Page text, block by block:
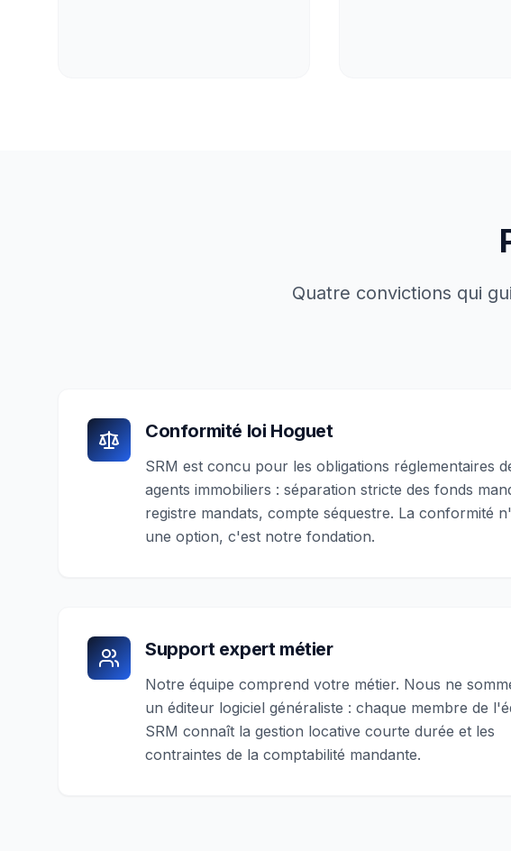
Quatre convictions qui
Conformité loi Hoguet
SRM est concu pour les obligations réglementaires
agents immobiliers : séparation stricte des fonds
registre mandats, compte séquestre. La conformité
une option, c'est notre fondation.
Support expert métier
Notre équipe comprend votre métier. Nous ne
un éditeur logiciel généraliste : chaque membre de
SRM connaît la gestion locative courte durée et les
contraintes de la comptabilité mandante.